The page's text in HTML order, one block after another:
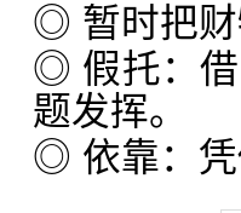
◎ 暂时把财
◎ 假托：借
题发挥。
◎ 依靠：凭